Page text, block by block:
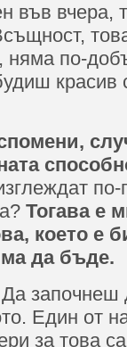
във вчера,
няма по-
красив
по-
Тогава е
което е
да бъде.
Един от
за това